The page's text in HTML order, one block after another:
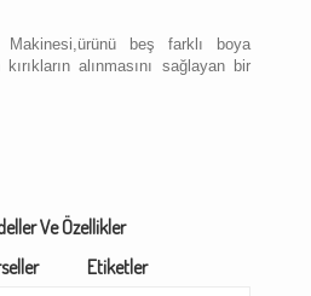
beş farklı boya
alınmasını sağlayan bir
Ve Özellikler
Etiketler